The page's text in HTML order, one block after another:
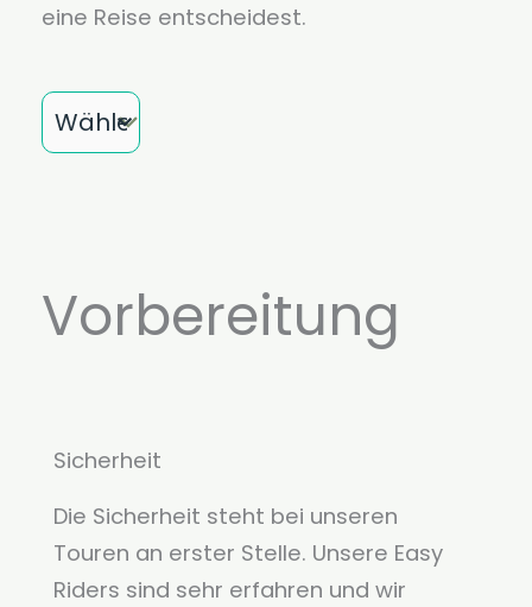
eine Reise entscheidest.
Monat
Vorbereitung
Sicherheit
Die Sicherheit steht bei unseren
Touren an erster Stelle. Unsere Easy
Riders sind sehr erfahren und wir